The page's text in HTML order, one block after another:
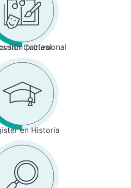
profesional
Cultural
en Historia